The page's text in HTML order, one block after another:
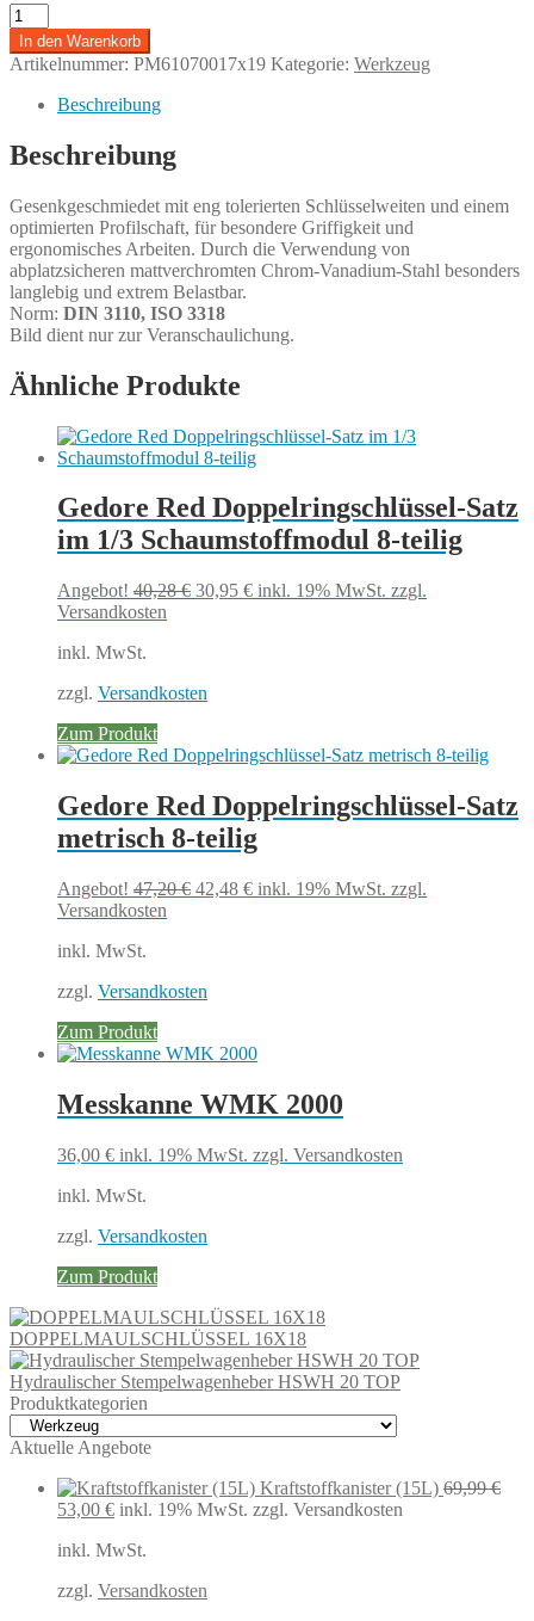
DOPPELMAULSCHLÜSSEL
17X19
Menge
In den Warenkorb
Artikelnummer: PM61070017x19 Kategorie: Werkzeug
Beschreibung
Beschreibung
Gesenkgeschmiedet mit eng tolerierten Schlüsselweiten und einem
optimierten Profilschaft, für besondere Griffigkeit und
ergonomisches Arbeiten. Durch die Verwendung von
abplatzsicheren mattverchromten Chrom-Vanadium-Stahl besonders
langlebig und extrem Belastbar.
Norm: DIN 3110, ISO 3318
Bild dient nur zur Veranschaulichung.
Ähnliche Produkte
Gedore Red Doppelringschlüssel-Satz
im 1/3 Schaumstoffmodul 8-teilig
Angebot! 40,28€ Ursprünglicher
30,95 €Aktueller
inkl. 19% MwSt. zzgl.
Versandkosten
inkl. MwSt.
zzgl. Versandkosten
Zum Produkt
Gedore Red Doppelringschlüssel-Satz
metrisch 8-teilig
Angebot! 47,20€ Ursprünglicher
42,48 €Aktueller
inkl. 19% MwSt. zzgl.
Versandkosten
inkl. MwSt.
zzgl. Versandkosten
Zum Produkt
Messkanne WMK 2000
36,00 € inkl. 19% MwSt. zzgl. Versandkosten
inkl. MwSt.
zzgl. Versandkosten
Zum Produkt
DOPPELMAULSCHLÜSSEL 16X18
Hydraulischer Stempelwagenheber HSWH 20 TOP
Produktkategorien
Aktuelle Angebote
Kraftstoffkanister (15L) 69,99€
Ursprünglicher
war:
53,00 €Aktueller
ist:
inkl. 19% MwSt. zzgl. Versandkosten
inkl. MwSt.
zzgl. Versandkosten